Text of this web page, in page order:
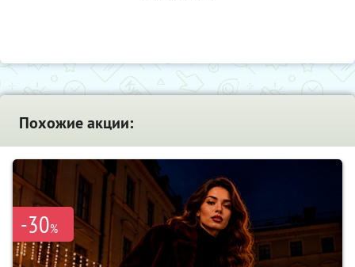
Похожие акции:
-30%